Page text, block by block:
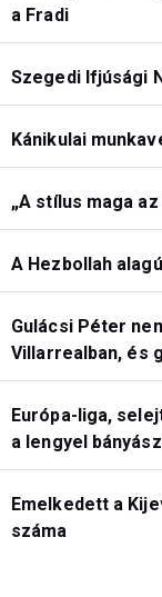
a Fradi
Szegedi Ifjúsági
Kánikulai
„A stílus maga az
A Hezbollah
Gulácsi Péter
Villarrealban, és
Európa-liga,
a lengyel
Emelkedett a
száma